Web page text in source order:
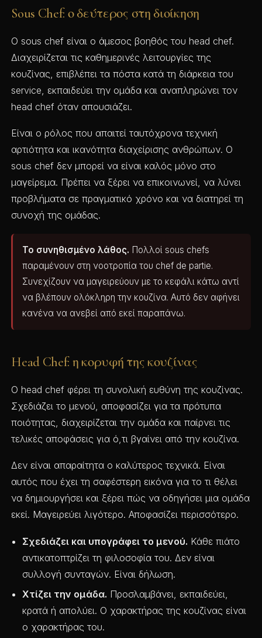
Sous Chef: ο δεύτερος στη διοίκηση
Ο sous chef είναι ο άμεσος βοηθός του head chef.
Διαχειρίζεται τις καθημερινές λειτουργίες της
κουζίνας, επιβλέπει τα πόστα κατά τη διάρκεια του
service, εκπαιδεύει την ομάδα και αναπληρώνει τον
head chef όταν απουσιάζει.
Είναι ο ρόλος που απαιτεί ταυτόχρονα τεχνική
αρτιότητα και ικανότητα διαχείρισης ανθρώπων. Ο
sous chef δεν μπορεί να είναι καλός μόνο στο
μαγείρεμα. Πρέπει να ξέρει να επικοινωνεί, να λύνει
προβλήματα σε πραγματικό χρόνο και να διατηρεί τη
συνοχή της ομάδας.
Το συνηθισμένο λάθος. Πολλοί sous chefs
παραμένουν στη νοοτροπία του chef de partie.
Συνεχίζουν να μαγειρεύουν με το κεφάλι κάτω αντί
να βλέπουν ολόκληρη την κουζίνα. Αυτό δεν αφήνει
κανένα να ανεβεί από εκεί παραπάνω.
Head Chef: η κορυφή της κουζίνας
Ο head chef φέρει τη συνολική ευθύνη της κουζίνας.
Σχεδιάζει το μενού, αποφασίζει για τα πρότυπα
ποιότητας, διαχειρίζεται την ομάδα και παίρνει τις
τελικές αποφάσεις για ό,τι βγαίνει από την κουζίνα.
Δεν είναι απαραίτητα ο καλύτερος τεχνικά. Είναι
αυτός που έχει τη σαφέστερη εικόνα για το τι θέλει
να δημιουργήσει και ξέρει πώς να οδηγήσει μια ομάδα
εκεί. Μαγειρεύει λιγότερο. Αποφασίζει περισσότερο.
Σχεδιάζει και υπογράφει το μενού. Κάθε πιάτο
αντικατοπτρίζει τη φιλοσοφία του. Δεν είναι
συλλογή συνταγών. Είναι δήλωση.
Χτίζει την ομάδα. Προσλαμβάνει, εκπαιδεύει,
κρατά ή απολύει. Ο χαρακτήρας της κουζίνας είναι
ο χαρακτήρας του.